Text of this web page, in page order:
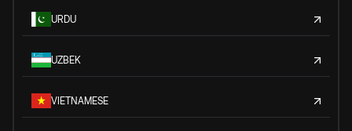
URDU
UZBEK
VIETNAMESE